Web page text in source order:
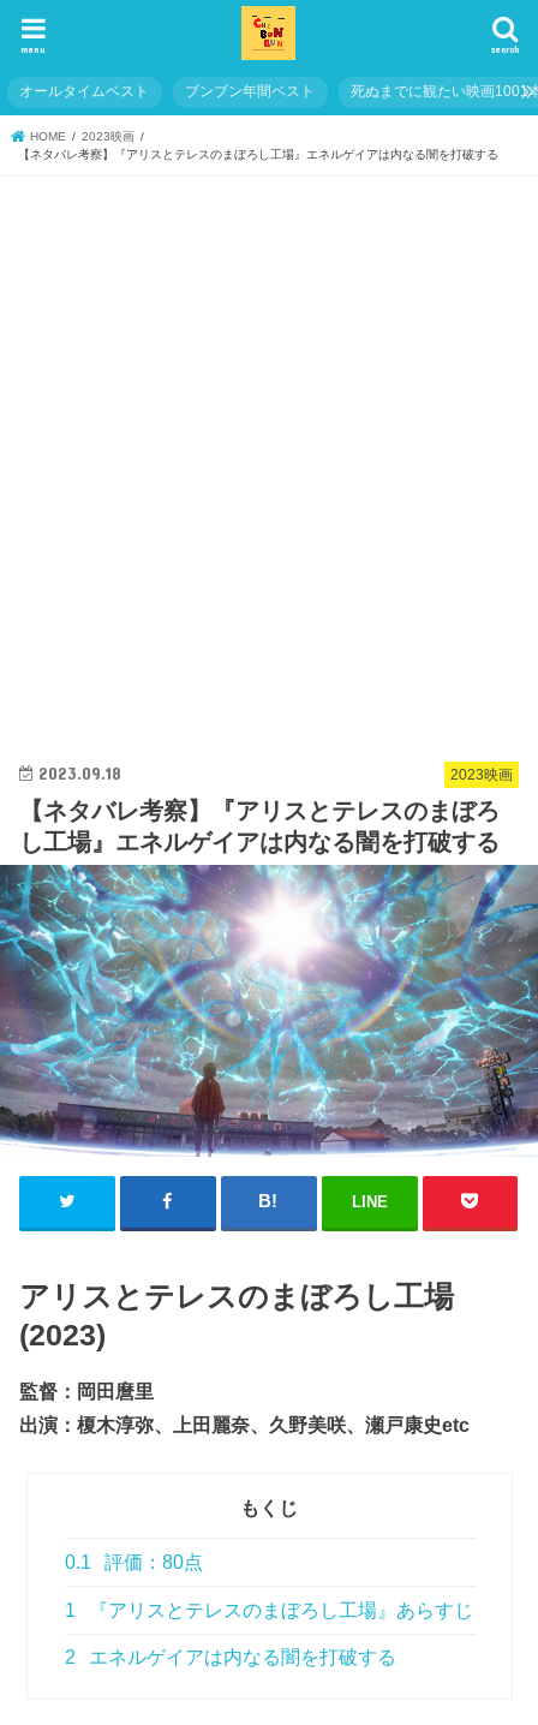
search
menu
オールタイムベスト ブンブン年間ベスト 死ぬまでに観たい映画1001
HOME
2023映画
【ネタバレ考察】『アリスとテレスのまぼろし工場』エネルゲイアは内なる闇を打破する
2023映画
2023.09.18
【ネタバレ考察】『アリスとテレスのまぼろ
し工場』エネルゲイアは内なる闇を打破する
LINE
アリスとテレスのまぼろし工場
(2023)
監督：岡田麿里
出演：榎木淳弥、上田麗奈、久野美咲、瀬戸康史etc
もくじ
0.1 評価：80点
1 『アリスとテレスのまぼろし工場』あらすじ
2 エネルゲイアは内なる闇を打破する